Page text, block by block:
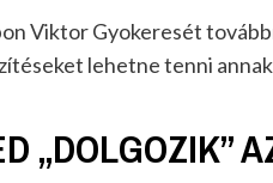
Viktor Gyokeresét
lehetne tenni
„DOLGOZIK”